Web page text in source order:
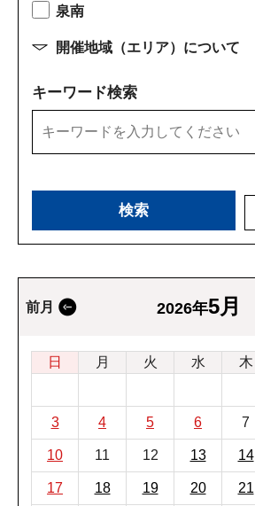
泉南
開催地域（エリア）について
キーワード検索
前月 2026年5月
日 月 火 水 木
3 4 5 6 7
10 11 12 13 14
17 18 19 20 21